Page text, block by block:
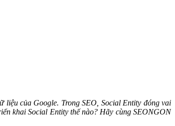
liệu của Google. Trong SEO, Social Entity đóng vai
khai Social Entity thế nào? Hãy cùng SEONGON